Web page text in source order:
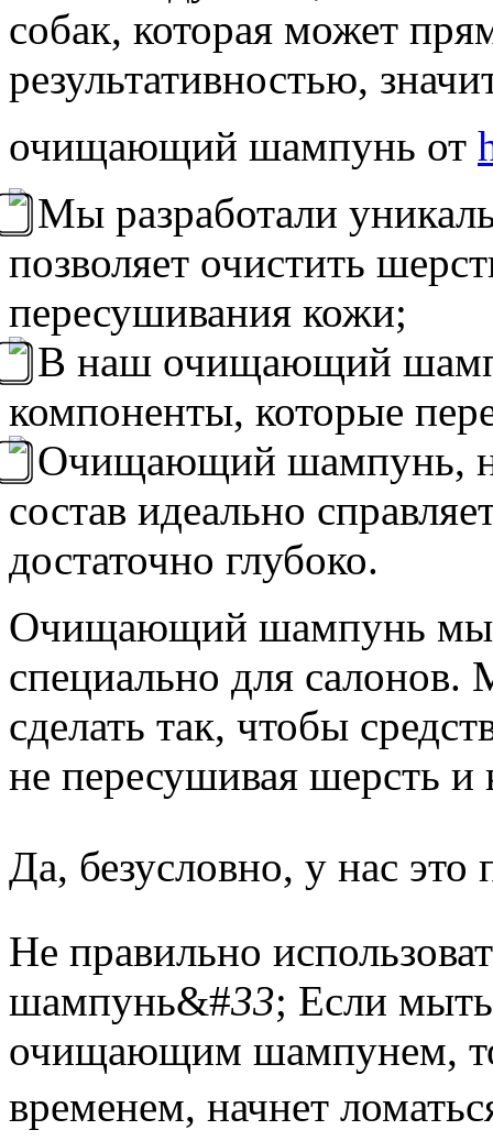
собак, которая может
результативностью,
очищающий шампунь от
Мы разработали
позволяет очистить
пересушивания кожи;
В наш очищающий
компоненты, которые
Очищающий шампунь,
состав идеально
достаточно глубоко.
Очищающий шампунь мы
специально для салонов.
сделать так, чтобы
не пересушивая шерсть и
Да, безусловно, у нас
Не правильно
шампунь&#33; Если
очищающим шампунем, то
временем, начнет